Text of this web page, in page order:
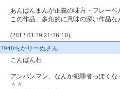
あんぱんまんが正義の味方・フレー
この作品、多角的に意味の深い作品な
(2012.01.19 21:26:10)
2940ちかりーぬさん
こんばんわ
アンパンマン、なんか犯罪者っぽくな
＾＾